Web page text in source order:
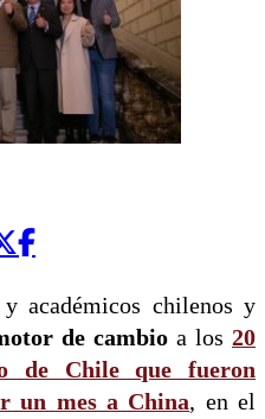
académicos chilenos y
de cambio a los 20
de Chile que fueron
un mes a China, en el